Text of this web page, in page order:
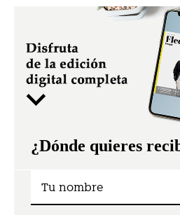
¿Dónde quieres